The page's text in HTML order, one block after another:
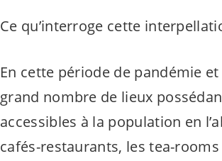
Ce qu’interroge cette
En cette période de pandémie
grand nombre de lieux
accessibles à la population en
cafés-restaurants, les tea-